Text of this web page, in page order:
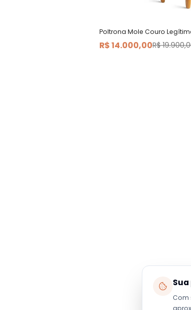
Poltrona Mole Couro
R$ 14.000,00R$
Com